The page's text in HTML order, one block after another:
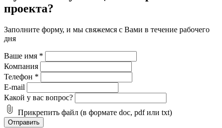
проекта?
Заполните форму, и мы свяжемся с Вами в течение рабочего
дня
Ваше имя *
Компания
Телефон *
E-mail
Какой у вас вопрос?
Прикрепить файл (в формате doc, pdf или txt)
Отправить